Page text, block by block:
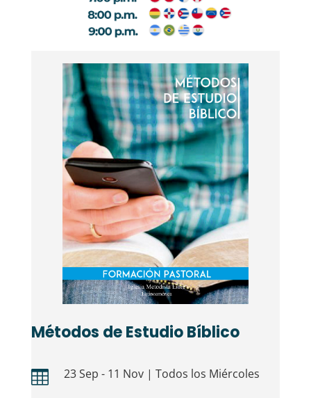
Métodos de Estudio Bíblico
 23 Sep - 11 Nov | Todos los Miércoles